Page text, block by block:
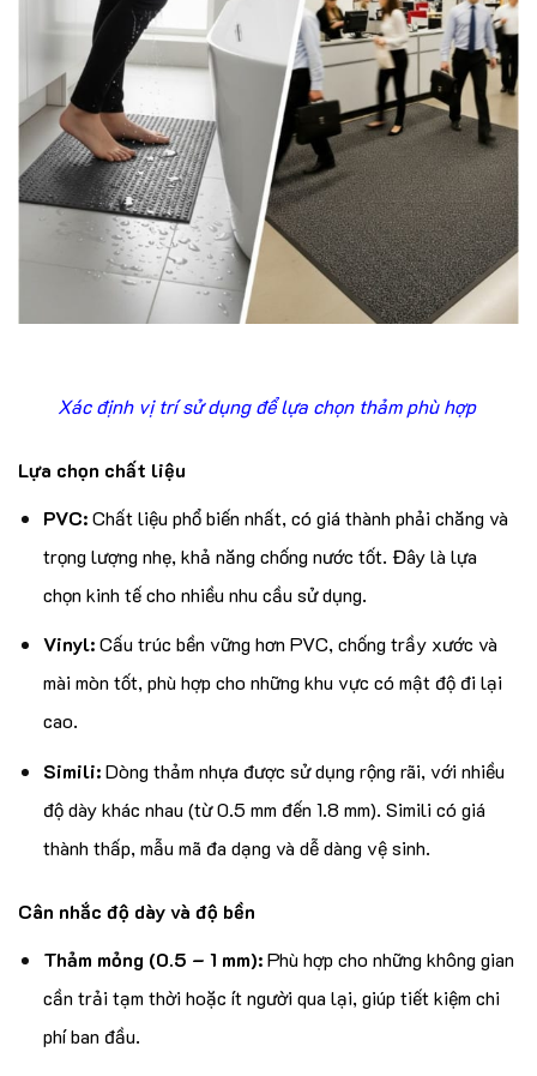
Xác định vị trí sử dụng để lựa chọn thảm phù hợp
Lựa chọn chất liệu
PVC:Chất liệu phổ biến nhất, có giá thành phải chăng và
trọng lượng nhẹ, khả năng chống nước tốt. Đây là lựa
chọn kinh tế cho nhiều nhu cầu sử dụng.
Vinyl:Cấu trúc bền vững hơn PVC, chống trầy xước và
mài mòn tốt, phù hợp cho những khu vực có mật độ đi lại
cao.
Simili:Dòng thảm nhựa được sử dụng rộng rãi, với nhiều
độ dày khác nhau (từ 0.5 mm đến 1.8 mm). Simili có giá
thành thấp, mẫu mã đa dạng và dễ dàng vệ sinh.
Cân nhắc độ dày và độ bền
Thảm mỏng (0.5 – 1 mm):Phù hợp cho những không gian
cần trải tạm thời hoặc ít người qua lại, giúp tiết kiệm chi
phí ban đầu.